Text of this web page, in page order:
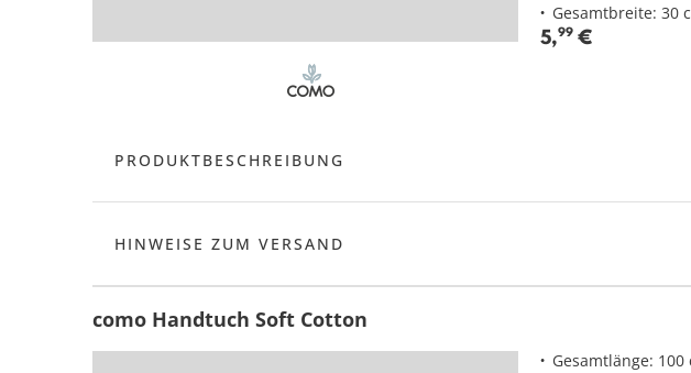
Gesamtbreite: 30
5,99 €
PRODUKTBESCHREIBUNG
HINWEISE ZUM VERSAND
como Handtuch Soft Cotton
Gesamtlänge: 100